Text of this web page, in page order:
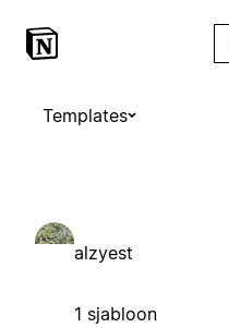
Templates
alzyest
1 sjabloon